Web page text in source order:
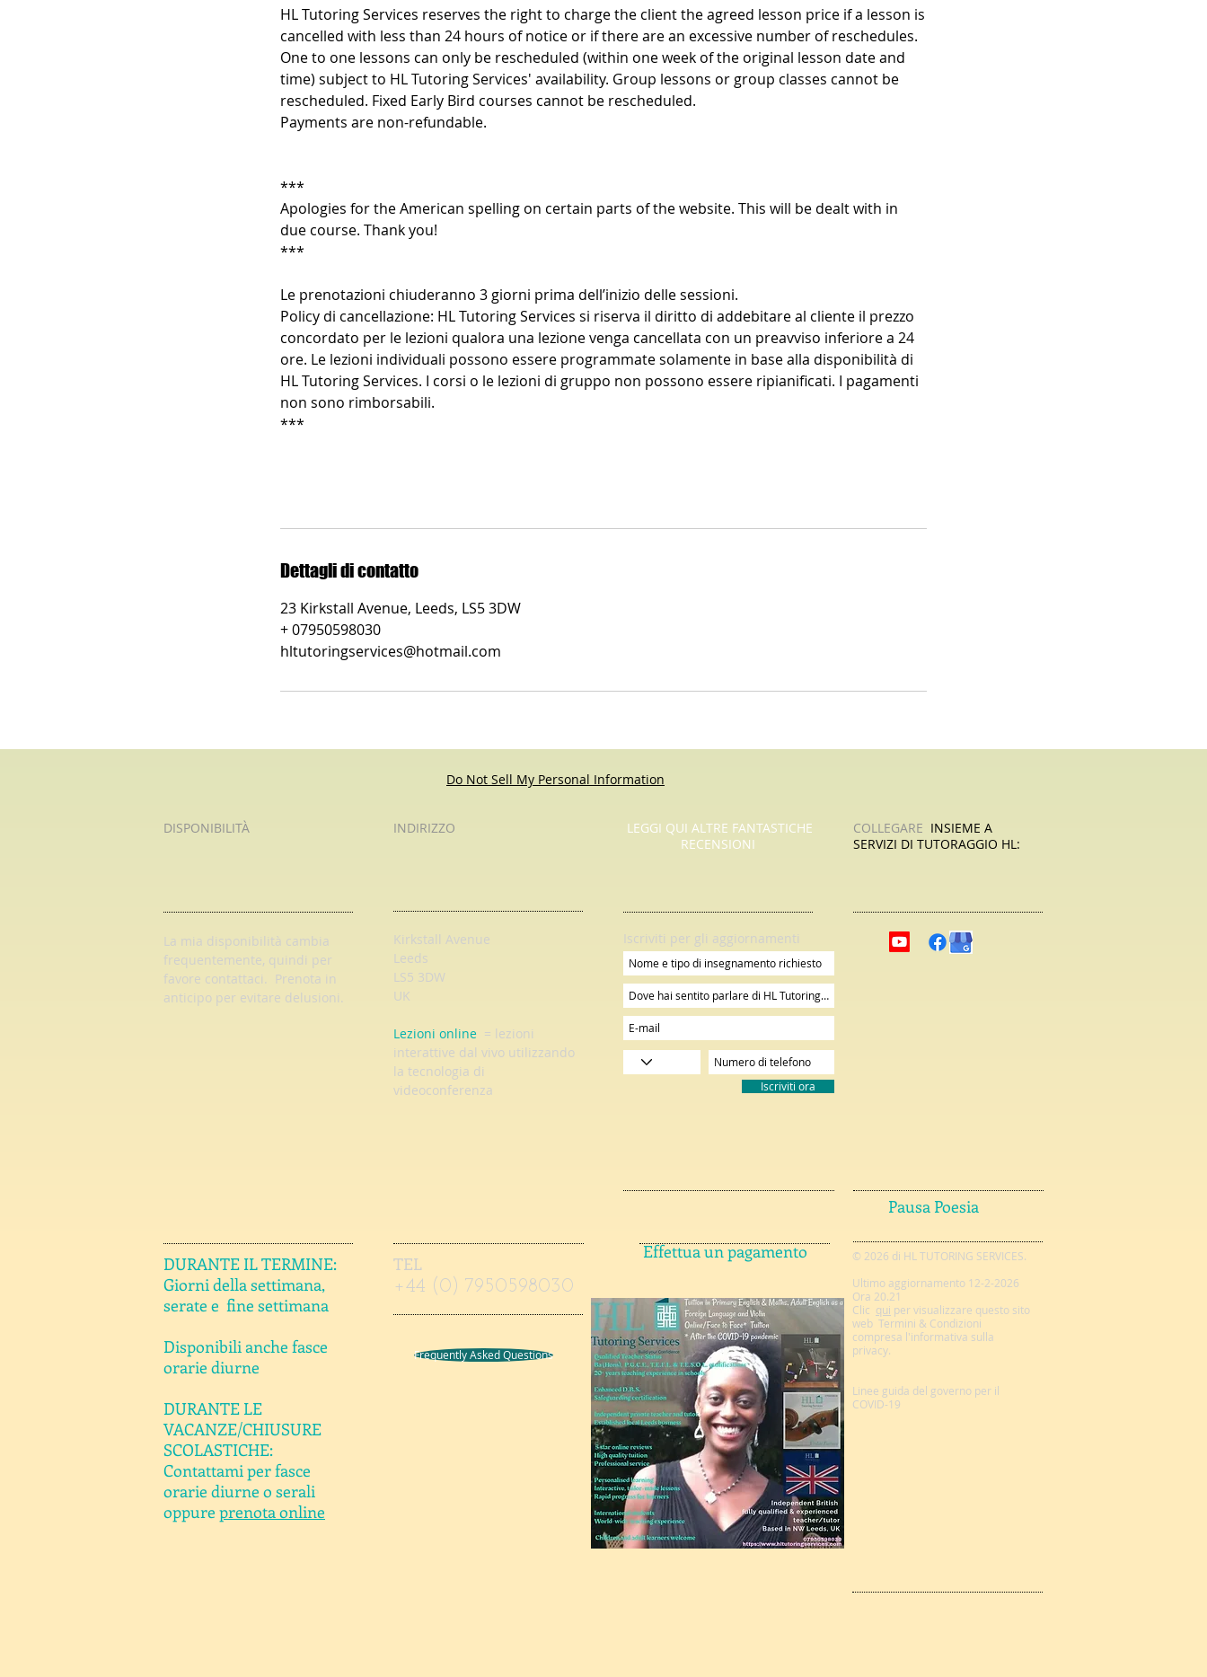
HL Tutoring Services reserves the right to charge the client the agreed lesson price if a lesson is
cancelled with less than 24 hours of notice or if there are an excessive number of reschedules.
One to one lessons can only be rescheduled (within one week of the original lesson date and
time) subject to HL Tutoring Services' availability. Group lessons or group classes cannot be
rescheduled. Fixed Early Bird courses cannot be rescheduled.
Payments are non-refundable.
***
Apologies for the American spelling on certain parts of the website. This will be dealt with in
due course. Thank you!
***
Le prenotazioni chiuderanno 3 giorni prima dell’inizio delle sessioni.
Policy di cancellazione: HL Tutoring Services si riserva il diritto di addebitare al cliente il prezzo
concordato per le lezioni qualora una lezione venga cancellata con un preavviso inferiore a 24
ore. Le lezioni individuali possono essere programmate solamente in base alla disponibilità di
HL Tutoring Services. I corsi o le lezioni di gruppo non possono essere ripianificati. I pagamenti
non sono rimborsabili.
***
Dettagli di contatto
23 Kirkstall Avenue, Leeds, LS5 3DW
+ 07950598030
hltutoringservices@hotmail.com
© 2026 di HL TUTORING SERVICES.
Ultimo aggiornamento 12-2-2026
Ora 20.21
Clic qui per visualizzare questo sito
web Termini & Condizioni
compresa l'informativa sulla
privacy.
Linee guida del governo per il
COVID-19
COLLEGARE INSIEME A
SERVIZI DI TUTORAGGIO HL:
LEGGI QUI ALTRE FANTASTICHE
RECENSIONI
Kirkstall Avenue
Leeds
LS5 3DW
UK
Lezioni online = lezioni
interattive dal vivo utilizzando
la tecnologia di
videoconferenza
DISPONIBILITÀ
La mia disponibilità cambia
frequentemente, quindi per
favore contattaci. Prenota in
anticipo per evitare delusioni.
DURANTE IL TERMINE:
Giorni della settimana,
serate e fine settimana
Disponibili anche fasce
orarie diurne
DURANTE LE
VACANZE/CHIUSURE
SCOLASTICHE:
Contattami per fasce
orarie diurne o serali
oppure prenota online
INDIRIZZO
TEL
+44 (0) 7950598030
Iscriviti per gli aggiornamenti
Iscriviti ora
Effettua un pagamento
Pausa Poesia
Do Not Sell My Personal Information
Frequently Asked Questions